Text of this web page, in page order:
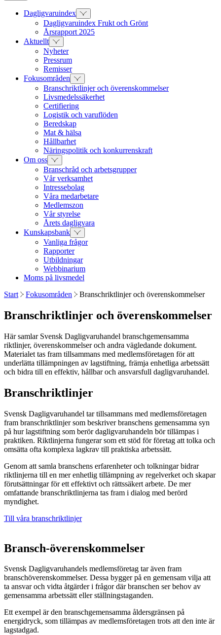
Dagligvaruindex
Dagligvaruindex Frukt och Grönt
Årsrapport 2025
Aktuellt
Nyheter
Pressrum
Remisser
Fokusområden
Branschriktlinjer och överenskommelser
Livsmedelssäkerhet
Certifiering
Logistik och varuflöden
Beredskap
Mat & hälsa
Hållbarhet
Näringspolitik och konkurrenskraft
Om oss
Branschråd och arbetsgrupper
Vår verksamhet
Intressebolag
Våra medarbetare
Medlemszon
Vår styrelse
Årets dagligvara
Kunskapsbank
Vanliga frågor
Rapporter
Utbildningar
Webbinarium
Moms på livsmedel
Start
Fokusområden Branschriktlinjer och överenskommelser
Branschriktlinjer och överenskommelser
Här samlar Svensk Dagligvaruhandel branschgemensamma
riktlinjer, överenskommelser och andra vägledande dokument.
Materialet tas fram tillsammans med medlemsföretagen för att
underlätta tillämpningen av lagstiftning, främja enhetliga arbetssätt
och bidra till en effektiv, hållbar och ansvarsfull dagligvaruhandel.
Branschriktlinjer
Svensk Dagligvaruhandel tar tillsammans med medlemsföretagen
fram branschriktlinjer som beskriver branschens gemensamma syn
på hur lagstiftning som berör dagligvaruhandeln bör tillämpas i
praktiken. Riktlinjerna fungerar som ett stöd för företag att tolka och
omsätta ofta komplexa lagkrav till praktiska arbetssätt.
Genom att samla branschens erfarenheter och tolkningar bidrar
riktlinjerna till en mer enhetlig tillämpning av regelverket och skapar
förutsättningar för ett effektivt och rättssäkert arbete. De mer
omfattande branschriktlinjerna tas fram i dialog med berörd
myndighet.
Till våra branschriktlinjer
Bransch-överenskommelser
Svensk Dagligvaruhandels medlemsföretag tar även fram
branschöverenskommelser. Dessa bygger på en gemensam vilja att
ta ansvar och vidta åtgärder i frågor där branschen ser behov av
gemensamma arbetssätt eller ställningstaganden.
Ett exempel är den branschgemensamma åldersgränsen på
energidryck, som tillämpas av medlemsföretagen trots att den inte är
lagstadgad.